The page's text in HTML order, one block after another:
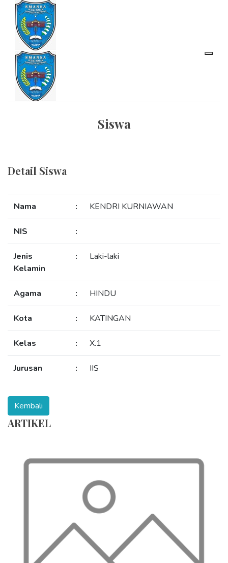
Siswa
Detail Siswa
Nama : KENDRI KURNIAWAN
NIS :
Jenis
Kelamin
: Laki-laki
Agama : HINDU
Kota : KATINGAN
Kelas : X.1
Jurusan : IIS
ARTIKEL